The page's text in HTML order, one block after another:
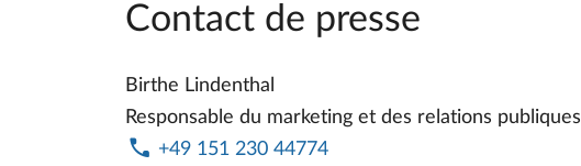
Contact de presse
Birthe Lindenthal
Responsable du marketing et des relations publiques
+49 151 230 44774